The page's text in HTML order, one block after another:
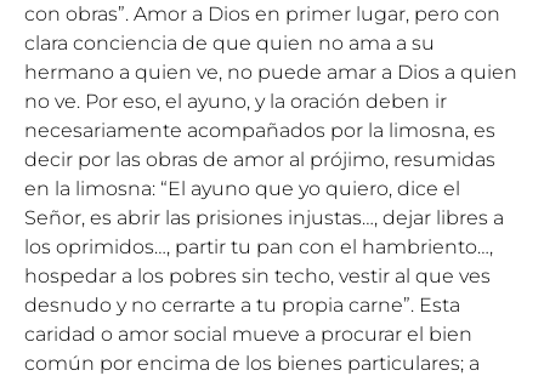
con obras”. Amor a Dios en primer lugar, pero con
clara conciencia de que quien no ama a su
hermano a quien ve, no puede amar a Dios a quien
no ve. Por eso, el ayuno, y la oración deben ir
necesariamente acompañados por la limosna, es
decir por las obras de amor al prójimo, resumidas
en la limosna: “El ayuno que yo quiero, dice el
Señor, es abrir las prisiones injustas…, dejar libres a
los oprimidos…, partir tu pan con el hambriento…,
hospedar a los pobres sin techo, vestir al que ves
desnudo y no cerrarte a tu propia carne”. Esta
caridad o amor social mueve a procurar el bien
común por encima de los bienes particulares; a